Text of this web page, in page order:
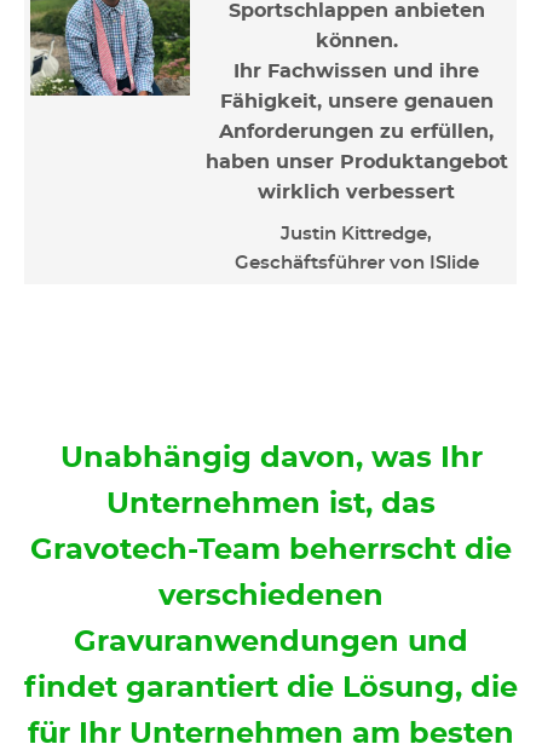
Sportschlappen anbieten
können.
Ihr Fachwissen und ihre
Fähigkeit, unsere genauen
Anforderungen zu erfüllen,
haben unser Produktangebot
wirklich verbessert
Justin Kittredge,
Geschäftsführer von ISlide
Unabhängig davon, was Ihr
Unternehmen ist, das
Gravotech-Team beherrscht die
verschiedenen
Gravuranwendungen und
findet garantiert die Lösung, die
für Ihr Unternehmen am besten